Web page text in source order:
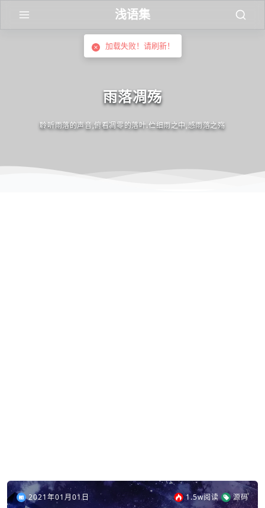
浅语集
雨落凋殇
聆听雨落的声音,俯看凋零的落叶.伫细雨之中,感雨落之殇
2021年01月01日 1.5w阅读 源码
加载失败！请刷新！